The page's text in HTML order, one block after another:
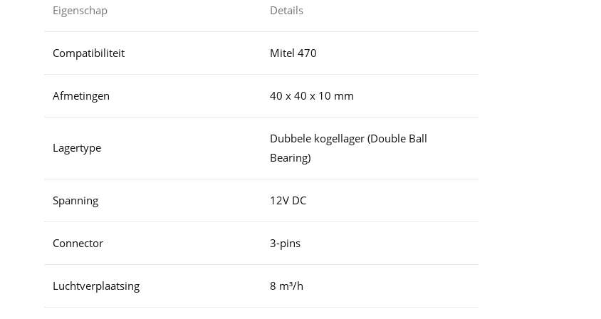
Eigenschap Details
Compatibiliteit Mitel 470
Afmetingen 40 x 40 x 10 mm
Lagertype
Dubbele kogellager (Double Ball
Bearing)
Spanning 12V DC
Connector 3-pins
Luchtverplaatsing 8 m³/h